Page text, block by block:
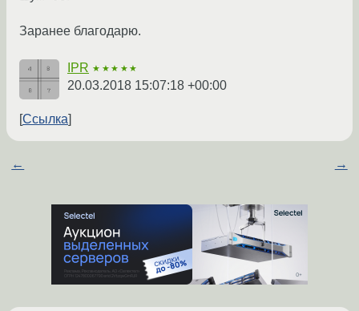
Заранее благодарю.
IPR ★★★★★
20.03.2018 15:07:18 +00:00
Ссылка
← →